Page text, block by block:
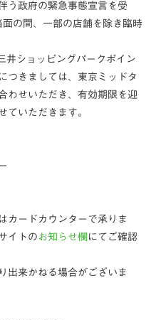
う政府の緊急事態宣言を受
の間、一部の店舗を除き臨時
ショッピングパークポイン
つきましては、東京ミッドタ
わせいただき、有効期限を迎
ていただきます。
カードカウンターで承りま
イトのお知らせ欄にてご確認
出来かねる場合がございま